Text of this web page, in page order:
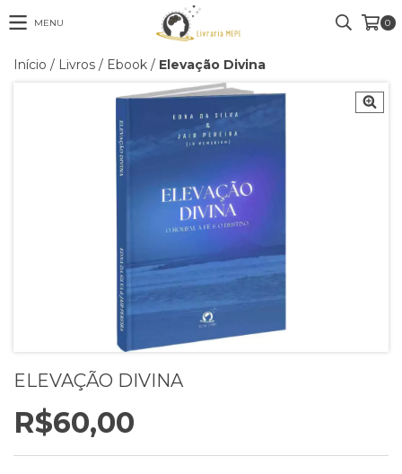
MENU 0
Início / Livros / Ebook / Elevação Divina
ELEVAÇÃO DIVINA
R$60,00